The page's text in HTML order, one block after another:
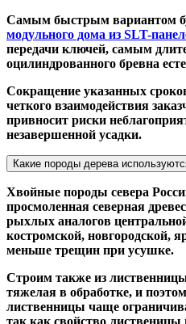
Самым быстрым вариантом
модульного дома из SLT-
передачи ключей, самым
оцилиндрованного бревна
Сокращение указанных
четкого взаимодействия
привносит риски
незавершенной усадки.
Какие породы дерева
Хвойные породы севера
просмоленная северная
рыхлых аналогов
костромской, новгородской,
меньше трещин при усушке.
Строим также из
тяжелая в обработке, и
лиственницы чаще
так как свойство